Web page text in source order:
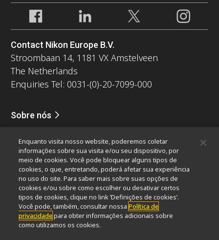
Contact Nikon Europe B.V.
Stroombaan 14, 1181 VX Amstelveen
The Netherlands
Enquiries Tel: 0031-(0)-20-7099-000
Sobre nós
Sustentabilidade
Bem-estar
Nikon Microscopes 100th Anniversary
Popular Links
Últimas notícias e novidadesSeletor de Objetivas
Resolution CalculatorPubScopeOEM
Nikon Small World
MicroscopyU
Enquanto visita nosso website, poderemos coletar
informações sobre sua visita e/ou seu dispositivo, por
meio de cookies. Você pode bloquear alguns tipos de
cookies, o que, entretando, poderá afetar sua experiência
no uso do site. Para saber mais sobre suas opções de
cookies e/ou sobre como escolher ou desativar certos
tipos de cookies, clique no link ‘Definições de cookies’.
Você pode, também, consultar nossaPolítica de
privacidadepara obter informações adicionais sobre
como utilizamos os cookies.